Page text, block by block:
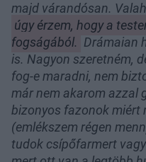
majd várandósan.
úgy érzem, hogy a
fogságából. Drámaian
is. Nagyon szeretném,
fog-e maradni, nem
már nem akarom azzal
bizonyos fazonok miért
(emlékszem régen
tudok csípőfarmert